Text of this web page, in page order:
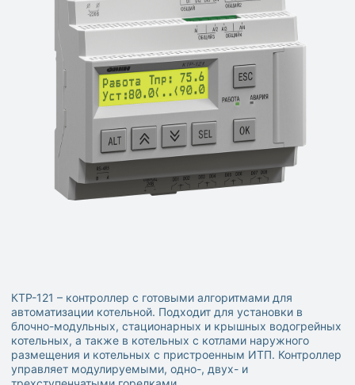
КТР-121 – контроллер с готовыми алгоритмами для
автоматизации котельной. Подходит для установки в
блочно-модульных, стационарных и крышных водогрейных
котельных, а также в котельных с котлами наружного
размещения и котельных с пристроенным ИТП. Контроллер
управляет модулируемыми, одно-, двух- и